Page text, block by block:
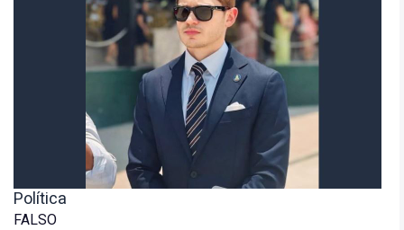
Política
FALSO